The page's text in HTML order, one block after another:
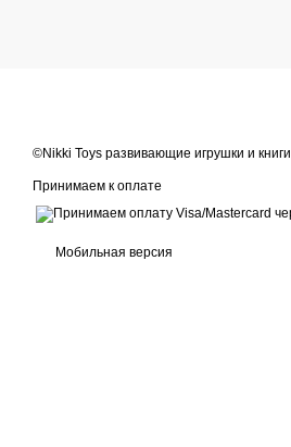
©Nikki Toys развивающие игрушки и книги
Принимаем к оплате
Мобильная версия